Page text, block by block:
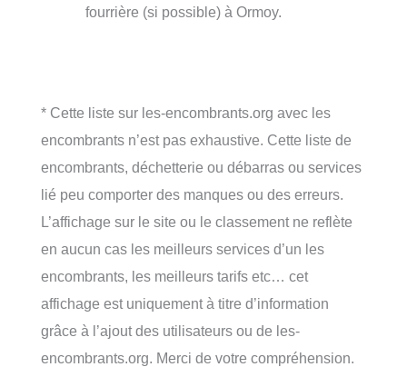
fourrière (si possible) à Ormoy.
* Cette liste sur les-encombrants.org avec les
encombrants n’est pas exhaustive. Cette liste de
encombrants, déchetterie ou débarras ou services
lié peu comporter des manques ou des erreurs.
L’affichage sur le site ou le classement ne reflète
en aucun cas les meilleurs services d’un les
encombrants, les meilleurs tarifs etc… cet
affichage est uniquement à titre d’information
grâce à l’ajout des utilisateurs ou de les-
encombrants.org. Merci de votre compréhension.